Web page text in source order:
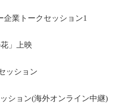
企業トークセッション1
」上映
ッション
ション(海外オンライン中継)